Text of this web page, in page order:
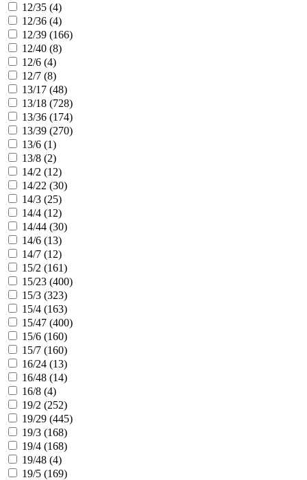
12/35 (4)
12/36 (4)
12/39 (166)
12/40 (8)
12/6 (4)
12/7 (8)
13/17 (48)
13/18 (728)
13/36 (174)
13/39 (270)
13/6 (1)
13/8 (2)
14/2 (12)
14/22 (30)
14/3 (25)
14/4 (12)
14/44 (30)
14/6 (13)
14/7 (12)
15/2 (161)
15/23 (400)
15/3 (323)
15/4 (163)
15/47 (400)
15/6 (160)
15/7 (160)
16/24 (13)
16/48 (14)
16/8 (4)
19/2 (252)
19/29 (445)
19/3 (168)
19/4 (168)
19/48 (4)
19/5 (169)